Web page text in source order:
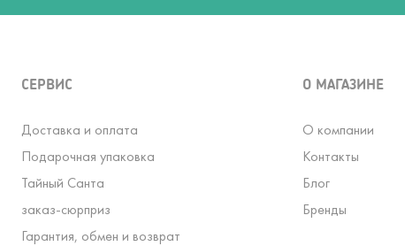
СЕРВИС
Доставка и оплата
Подарочная упаковка
Тайный Санта
заказ-сюрприз
Гарантия, обмен и возврат
О МАГАЗИНЕ
О компании
Контакты
Блог
Бренды